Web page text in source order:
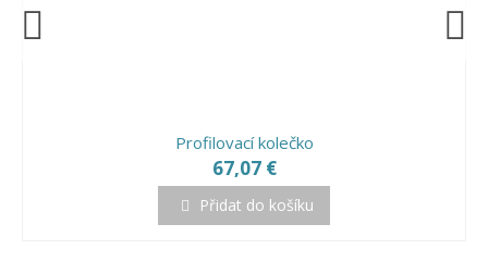
Profilovací kolečko
67,07 €
Přidat do košíku